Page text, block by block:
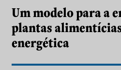
Um modelo para a
plantas
energética